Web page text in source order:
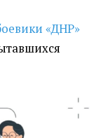
«ДНР»